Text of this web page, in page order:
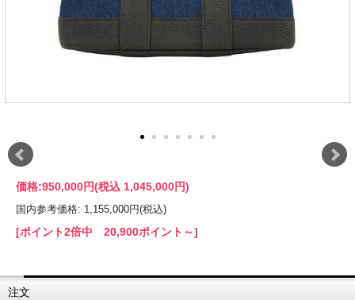
価格:950,000円(税込 1,045,000円)
国内参考価格: 1,155,000円(税込)
[ポイント2倍中 20,900ポイント～]
注文